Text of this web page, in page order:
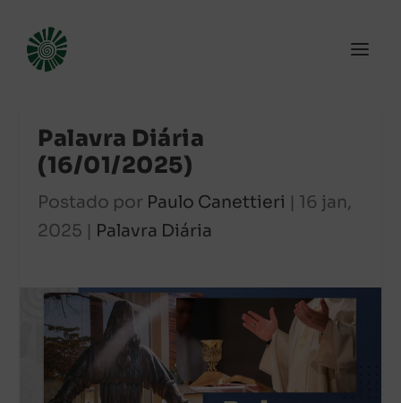
Palavra Diária
(16/01/2025)
Postado por Paulo Canettieri | 16 jan,
2025 | Palavra Diária